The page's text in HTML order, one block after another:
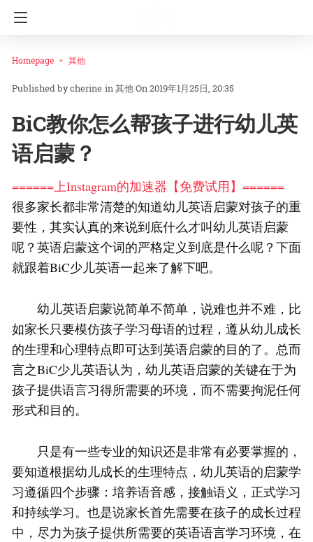
Homepage 其他
cherine in其他On 2019年1月25日, 20:35
BiC教你怎么帮孩子进行幼儿英
语启蒙？
======上Instagram的加速器【免费试用】======
很多家长都非常清楚的知道幼儿英语启蒙对孩子的重
要性，其实认真的来说到底什么才叫幼儿英语启蒙
呢？英语启蒙这个词的严格定义到底是什么呢？下面
就跟着BiC少儿英语一起来了解下吧。
幼儿英语启蒙说简单不简单，说难也并不难，比
如家长只要模仿孩子学习母语的过程，遵从幼儿成长
的生理和心理特点即可达到英语启蒙的目的了。总而
言之BiC少儿英语认为，幼儿英语启蒙的关键在于为
孩子提供语言习得所需要的环境，而不需要拘泥任何
形式和目的。
只是有一些专业的知识还是非常有必要掌握的，
要知道根据幼儿成长的生理特点，幼儿英语的启蒙学
习遵循四个步骤：培养语音感，接触语义，正式学习
和持续学习。也是说家长首先需要在孩子的成长过程
中，尽力为孩子提供所需要的英语语言学习环境，在